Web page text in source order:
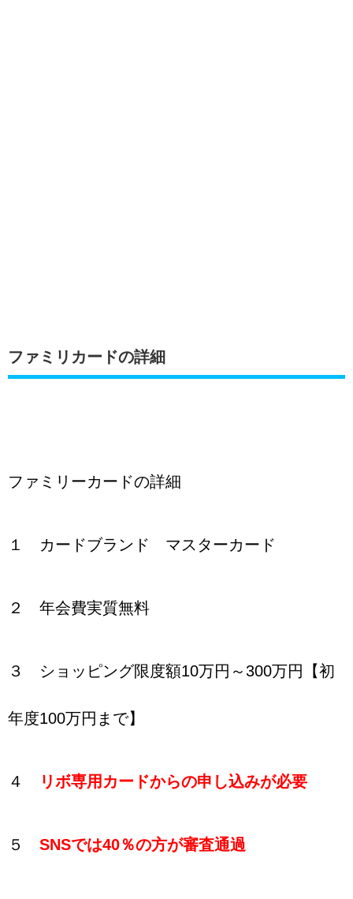
ファミリカードの詳細
ファミリーカードの詳細
１ カードブランド マスターカード
２ 年会費実質無料
３ ショッピング限度額10万円～300万円【初
年度100万円まで】
４ リボ専用カードからの申し込みが必要
５ SNSでは40％の方が審査通過